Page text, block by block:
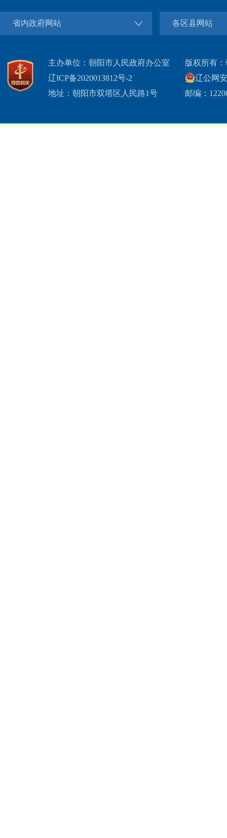
省内政府网站 各区县网站
主办单位：朝阳市人民政府办公室
辽ICP备2020013812号-2
地址：朝阳市双塔区人民路1号
版权所有
辽公网
邮编：